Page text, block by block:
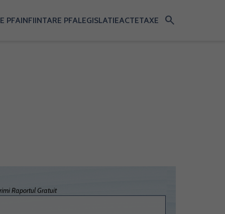
PFAINFIINTARE PFALEGISLATIEACTETAXE search
Raportul Gratuit